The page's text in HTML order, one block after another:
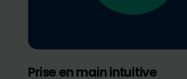
Prise en main intuitive